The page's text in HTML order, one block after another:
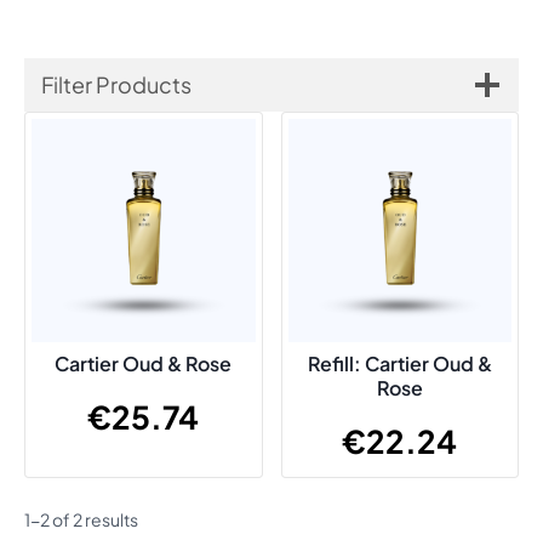
Filter Products
Cartier Oud & Rose
€25.74
Refill: Cartier Oud &
Rose
€22.24
1-2 of 2 results